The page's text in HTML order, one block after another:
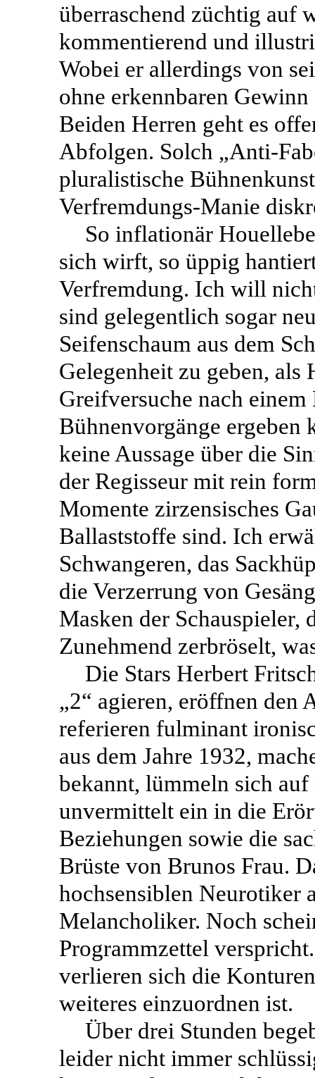
überraschend züchtig auf
kommentierend und
Wobei er allerdings von
ohne erkennbaren
Beiden Herren geht es
Abfolgen. Solch „Anti-
pluralistische
Verfremdungs-Manie
So inflationär
sich wirft, so üppig
Verfremdung. Ich will
sind gelegentlich sogar
Seifenschaum aus dem
Gelegenheit zu geben,
Greifversuche nach
Bühnenvorgänge ergeben
keine Aussage über die
der Regisseur mit rein
Momente zirzensisches
Ballaststoffe sind. Ich
Schwangeren, das
die Verzerrung von
Masken der Schauspieler,
Zunehmend zerbröselt,
Die Stars Herbert
„2“ agieren, eröffnen den
referieren fulminant
aus dem Jahre 1932,
bekannt, lümmeln sich
unvermittelt ein in die
Beziehungen sowie die
Brüste von Brunos Frau.
hochsensiblen Neurotiker
Melancholiker. Noch
Programmzettel
verlieren sich die
weiteres einzuordnen ist.
Über drei Stunden
leider nicht immer